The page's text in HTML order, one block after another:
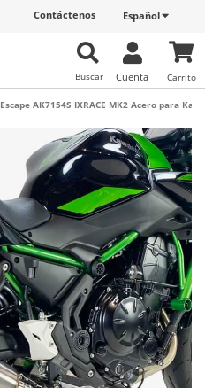
Español
Contáctenos
Carrito
Cuenta
Buscar
Escape AK7154S IXRACE MK2 Acero para